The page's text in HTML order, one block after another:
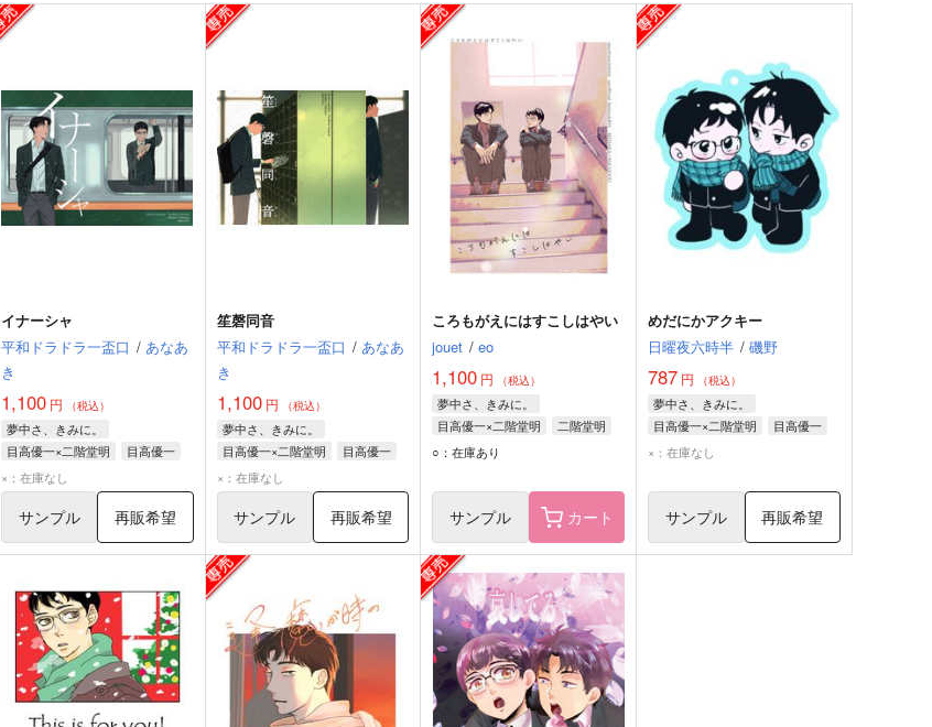
イナーシャ
平和ドラドラ一盃口 / あなあ
き
1,100円 （税込）
夢中さ、きみに。
目高優一×二階堂明
目高優一
二階堂明
×：在庫なし
サンプル 再販希望
笙磬同音
平和ドラドラ一盃口 / あなあ
き
1,100円 （税込）
夢中さ、きみに。
目高優一×二階堂明
目高優一
二階堂明
×：在庫なし
サンプル 再販希望
ころもがえにはすこしはやい
jouet / eo
1,100 円 （税込）
夢中さ、きみに。
目高優一×二階堂明
二階堂明
目高優一
○：在庫あり
サンプル カート
めだにかアクキー
日曜夜六時半 / 磯野
787 円 （税込）
夢中さ、きみに。
目高優一×二階堂明
目高優一
二階堂明
×：在庫なし
サンプル 再販希望